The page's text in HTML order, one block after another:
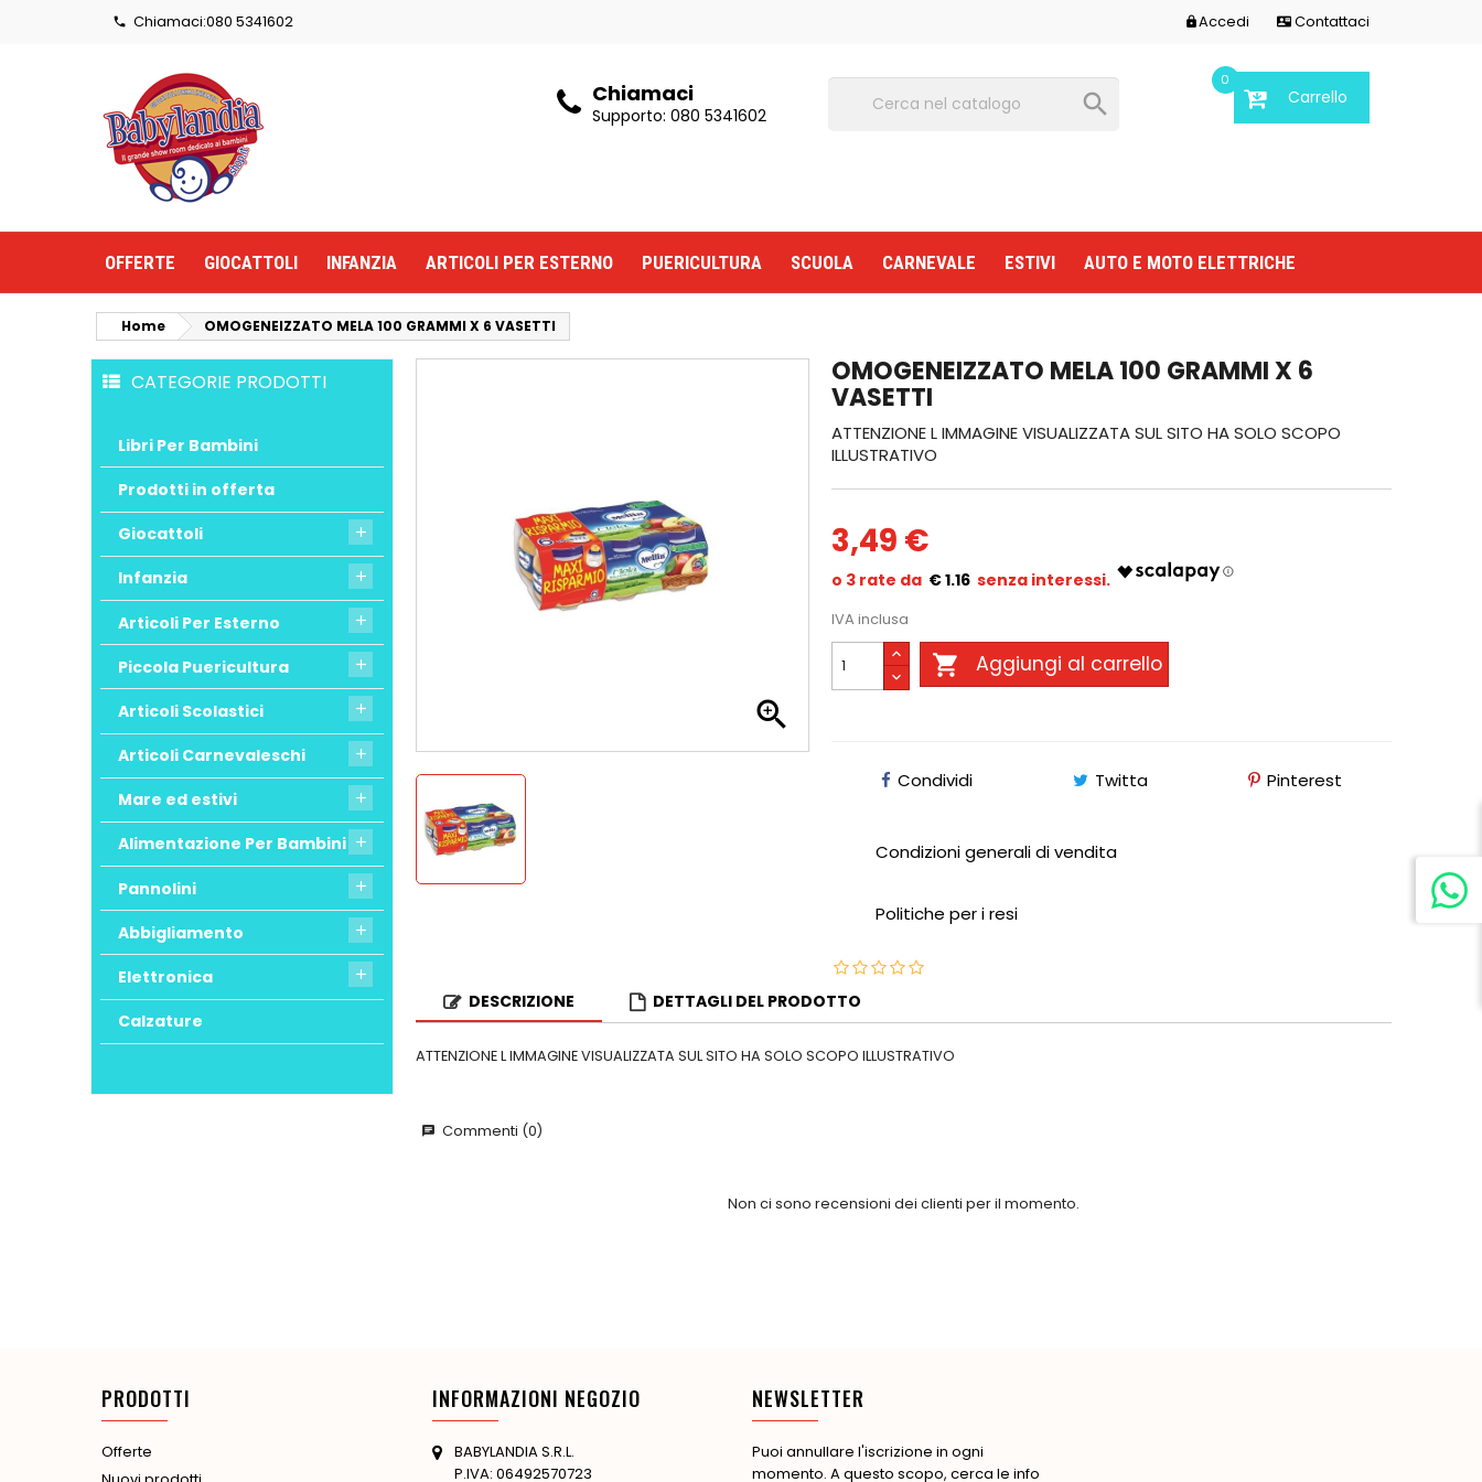
 Chiamaci:080 5341602 Accedi  Contattaci
Chiamaci
Supporto:080 5341602  Carrello
0
OFFERTE GIOCATTOLI INFANZIA ARTICOLI PER ESTERNO PUERICULTURA SCUOLA CARNEVALE ESTIVI AUTO E MOTO ELETTRICHE
Home OMOGENEIZZATO MELA 100 GRAMMI X 6 VASETTI
CATEGORIE PRODOTTI
Libri Per Bambini
Prodotti in offerta
Giocattoli 
Infanzia 
Articoli Per Esterno 
Piccola Puericultura 
Articoli Scolastici 
Articoli Carnevaleschi 
Mare ed estivi 
Alimentazione Per Bambini 
Pannolini 
Abbigliamento 
Elettronica 
Calzature

OMOGENEIZZATO MELA 100 GRAMMI X 6
VASETTI
ATTENZIONE L IMMAGINE VISUALIZZATA SUL SITO HA SOLO SCOPO
ILLUSTRATIVO
3,49 €
€ 1.16
IVA inclusa
 Aggiungi al carrello
Condividi Twitta Pinterest
Condizioni generali di vendita
Politiche per i resi
DESCRIZIONE DETTAGLI DEL PRODOTTO
ATTENZIONE L IMMAGINE VISUALIZZATA SUL SITO HA SOLO SCOPO ILLUSTRATIVO
chat Commenti (0)
Non ci sono recensioni dei clienti per il momento.
PRODOTTI
Offerte
INFORMAZIONI NEGOZIO
BABYLANDIA S.R.L.
P.IVA: 06492570723
NEWSLETTER
Puoi annullare l'iscrizione in ogni
momento. A questo scopo, cerca le info